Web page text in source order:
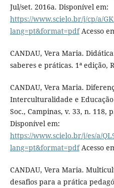
Jul/set. 2016a. Disponível em:
https://www.scielo.br/j/cp/a/
lang=pt&format=pdfAcesso
CANDAU, Vera Maria.
saberes e práticas. 1ª edição,
CANDAU, Vera Maria.
Interculturalidade e
Soc., Campinas, v. 33, n. 118,
Disponível em:
https://www.scielo.br/j/es/a/
lang=pt&format=pdfAcesso
CANDAU, Vera Maria.
desafios para a prática